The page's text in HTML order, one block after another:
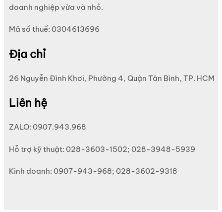
doanh nghiệp vừa và nhỏ.
Mã số thuế: 0304613696
Địa chỉ
26 Nguyễn Đình Khơi, Phường 4, Quận Tân Bình, TP. HCM
Liên hệ
ZALO: 0907.943.968
Hỗ trợ kỹ thuật: 028-3603-1502; 028-3948-5939
Kinh doanh: 0907-943-968; 028-3602-9318